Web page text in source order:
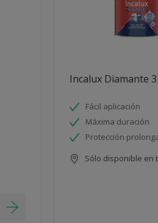
Incalux Diamante 3
Fácil aplicación
Máxima duración
Protección
Sólo disponible en